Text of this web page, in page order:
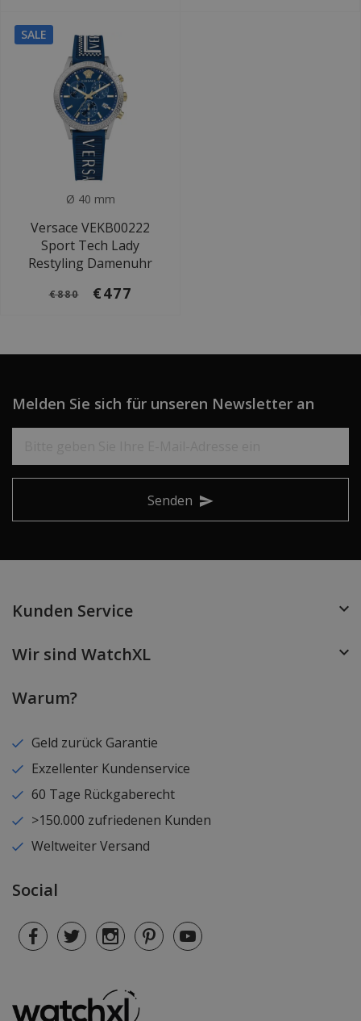
SALE
Ø 40 mm
Versace VEKB00222
Sport Tech Lady
Restyling Damenuhr
€880 €477
Melden Sie sich für unseren Newsletter an
Senden
Kunden Service
Wir sind WatchXL
Warum?
Geld zurück Garantie
Exzellenter Kundenservice
60 Tage Rückgaberecht
>150.000 zufriedenen Kunden
Weltweiter Versand
Social